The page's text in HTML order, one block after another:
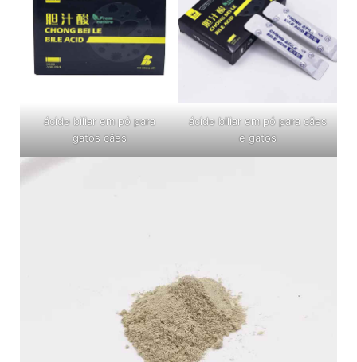
ácido biliar em pó para
gatos cães
ácido biliar em pó para cães
e gatos